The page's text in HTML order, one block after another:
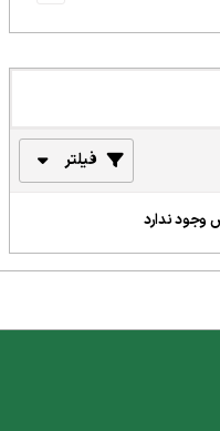
فیلتر
وجود ندارد